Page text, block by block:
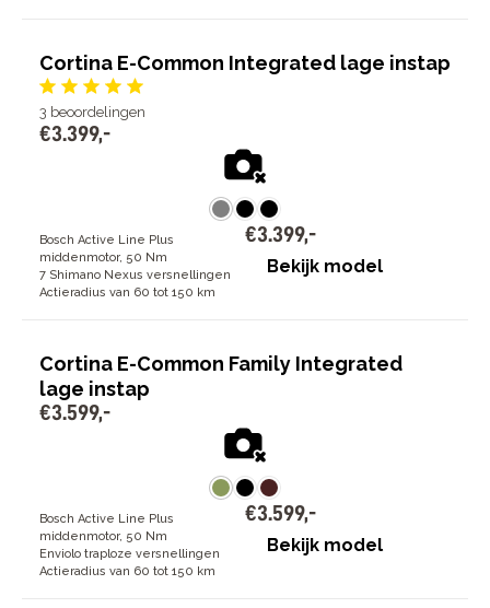
Cortina E-Common Integrated lage instap
3 beoordelingen
€3.399,-
Bosch Active Line Plus
middenmotor, 50 Nm
7 Shimano Nexus versnellingen
Actieradius van 60 tot 150 km
€3.399,-
Bekijk model
Cortina E-Common Family Integrated
lage instap
€3.599,-
Bosch Active Line Plus
middenmotor, 50 Nm
Enviolo traploze versnellingen
Actieradius van 60 tot 150 km
€3.599,-
Bekijk model